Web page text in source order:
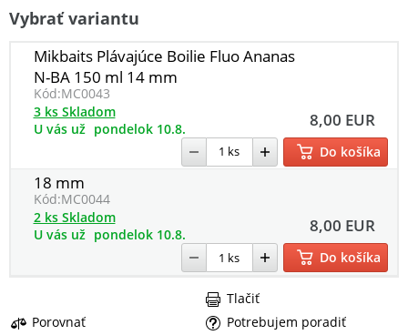
Vybrať variantu
Mikbaits Plávajúce Boilie Fluo Ananas
N-BA 150 ml 14 mm
Kód:MC0043
8,00 EUR
3 ks Skladom
U vás už pondelok 10.8.
Do košíka
18 mm
Kód:MC0044
8,00 EUR
2 ks Skladom
U vás už pondelok 10.8.
Do košíka
Porovnať
Potrebujem poradiť
Tlačiť